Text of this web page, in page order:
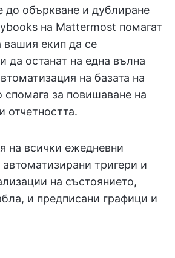
объркване и дублиране
на Mattermost помагат
вашия екип да се
да останат на една вълна
на базата на
спомага за повишаване на
отчетността.
на всички ежедневни
тригери и
на състоянието,
и предписани графици и